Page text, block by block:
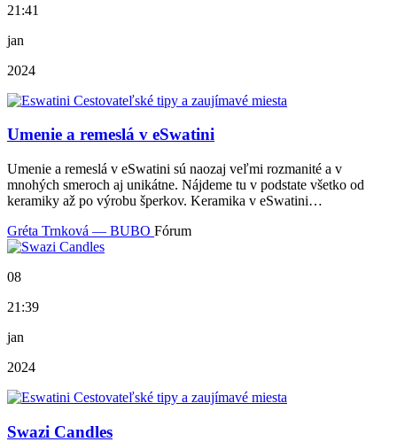
21:41
jan
2024
Umenie a remeslá v eSwatini
Umenie a remeslá v eSwatini sú naozaj veľmi rozmanité a v
mnohých smeroch aj unikátne. Nájdeme tu v podstate všetko od
keramiky až po výrobu šperkov. Keramika v eSwatini…
Gréta Trnková — BUBO Fórum
08
21:39
jan
2024
Swazi Candles